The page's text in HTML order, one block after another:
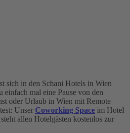
sich in den Schani Hotels in Wien
mal eine Pause von den
oder Urlaub in Wien mit Remote
Unser Coworking Space im Hotel
allen Hotelgästen kostenlos zur